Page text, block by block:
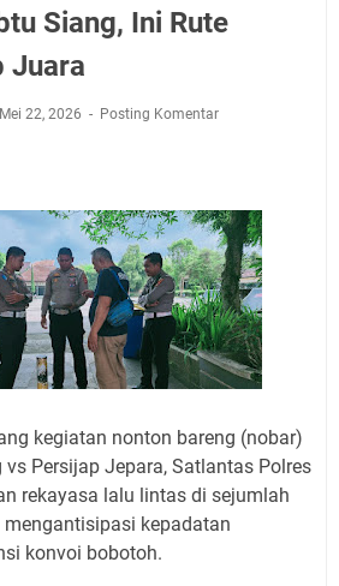
Meskipun Memiliki Sekarung Penuh Uang
Lima Waktu itu Bukan Cuma Kewajiban, Tapi
Tempat Beristirahat yang Paling Menenangkan, Ini
Kuningan dan PAM Tirta Kamuning Salurakan
Liter
Jadi Tuan Rumah Pendampingan Penyusunan
SPMI
Kita Merdeka Dari Hawa Nafsu?
Sembako di Pasar Kepuh Kuningan Kamis 6
Kegiatan Bupati Kuningan Jumat 7 Agustus
Ada Tiga, Tapi yang Bakal Dihadiri Hanya Satu
Lokasi Samsat Keliling Kuningan Jumat 7
2026
Siang, Ini Rute
Juara
Mei 22, 2026 Posting Komentar
kegiatan nonton bareng (nobar)
Persijap Jepara, Satlantas Polres
rekayasa lalu lintas di sejumlah
kepadatan
konvoi bobotoh.